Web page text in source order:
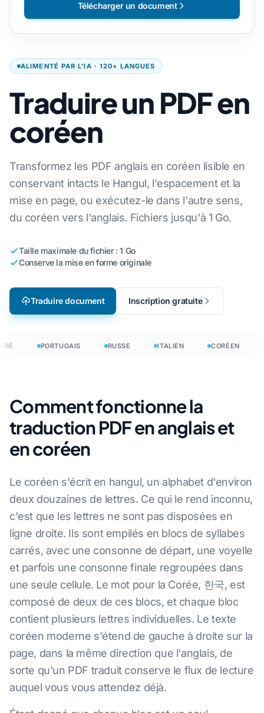
ALIMENTÉ PAR L’IA · 120+ LANGUES
Traduire un PDF en
coréen
Transformez les PDF anglais en coréen lisible en
conservant intacts le Hangul, l'espacement et la
mise en page, ou exécutez-le dans l'autre sens,
du coréen vers l'anglais. Fichiers jusqu'à 1 Go.
Taille maximale du fichier : 1 Go
Conserve la mise en forme originale
Traduire document Inscription gratuite
Télécharger un document
PORTUGAIS RUSSE ITALIEN CORÉEN
Comment fonctionne la
traduction PDF en anglais et
en coréen
Le coréen s'écrit en hangul, un alphabet d'environ
deux douzaines de lettres. Ce qui le rend inconnu,
c'est que les lettres ne sont pas disposées en
ligne droite. Ils sont empilés en blocs de syllabes
carrés, avec une consonne de départ, une voyelle
et parfois une consonne finale regroupées dans
une seule cellule. Le mot pour la Corée, 한국, est
composé de deux de ces blocs, et chaque bloc
contient plusieurs lettres individuelles. Le texte
coréen moderne s'étend de gauche à droite sur la
page, dans la même direction que l'anglais, de
sorte qu'un PDF traduit conserve le flux de lecture
auquel vous vous attendez déjà.